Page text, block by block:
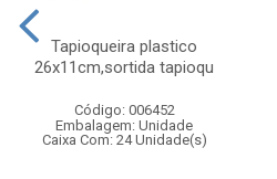
Tapioqueira plastico
26x11cm,sortida tapioqu
Código: 006452
Embalagem: Unidade
Caixa Com: 24 Unidade(s)